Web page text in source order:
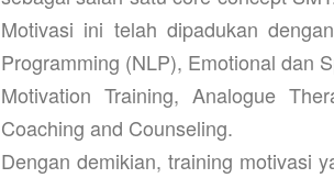
Motivasi ini telah dipadukan
Programming (NLP), Emotional dan
Motivation Training, Analogue
Coaching and Counseling.
Dengan demikian, training motivasi